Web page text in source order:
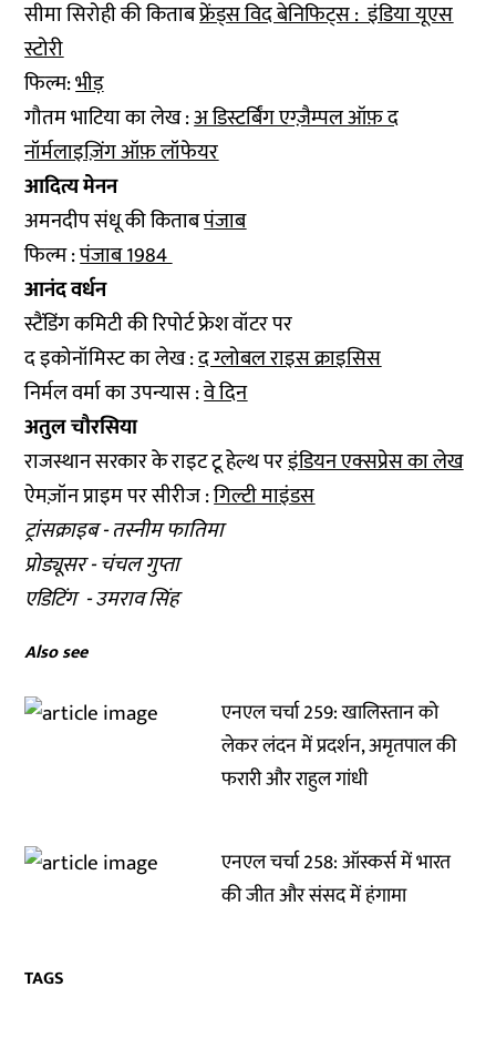
सीमा सिरोही की किताबफ्रेंड्स विद बेनिफिट्स : इंडिया यूएस
स्टोरी
फिल्म:भीड़
गौतम भाटिया का लेख :अ डिस्टर्बिंग एग्ज़ैम्पल ऑफ़ द
नॉर्मलाइज़िंग ऑफ़ लॉफेयर
आदित्य मेनन
अमनदीप संधू की किताबपंजाब
फिल्म :पंजाब 1984
आनंद वर्धन
स्टैंडिंग कमिटी की रिपोर्ट फ्रेश वॉटर पर
द इकोनॉमिस्ट का लेख :द ग्लोबल राइस क्राइसिस
निर्मल वर्मा का उपन्यास :वे दिन
अतुल चौरसिया
राजस्थान सरकार के राइट टू हेल्थ परइंडियन एक्सप्रेस का लेख
ऐमज़ॉन प्राइम पर सीरीज :गिल्टी माइंडस
ट्रांसक्राइब - तस्नीम फातिमा
प्रोड्यूसर - चंचल गुप्ता
एडिटिंग - उमराव सिंह
Also see
एनएल चर्चा 259: खालिस्तान को
लेकर लंदन में प्रदर्शन, अमृतपाल की
फरारी और राहुल गांधी
एनएल चर्चा 258: ऑस्कर्स में भारत
की जीत और संसद में हंगामा
TAGS